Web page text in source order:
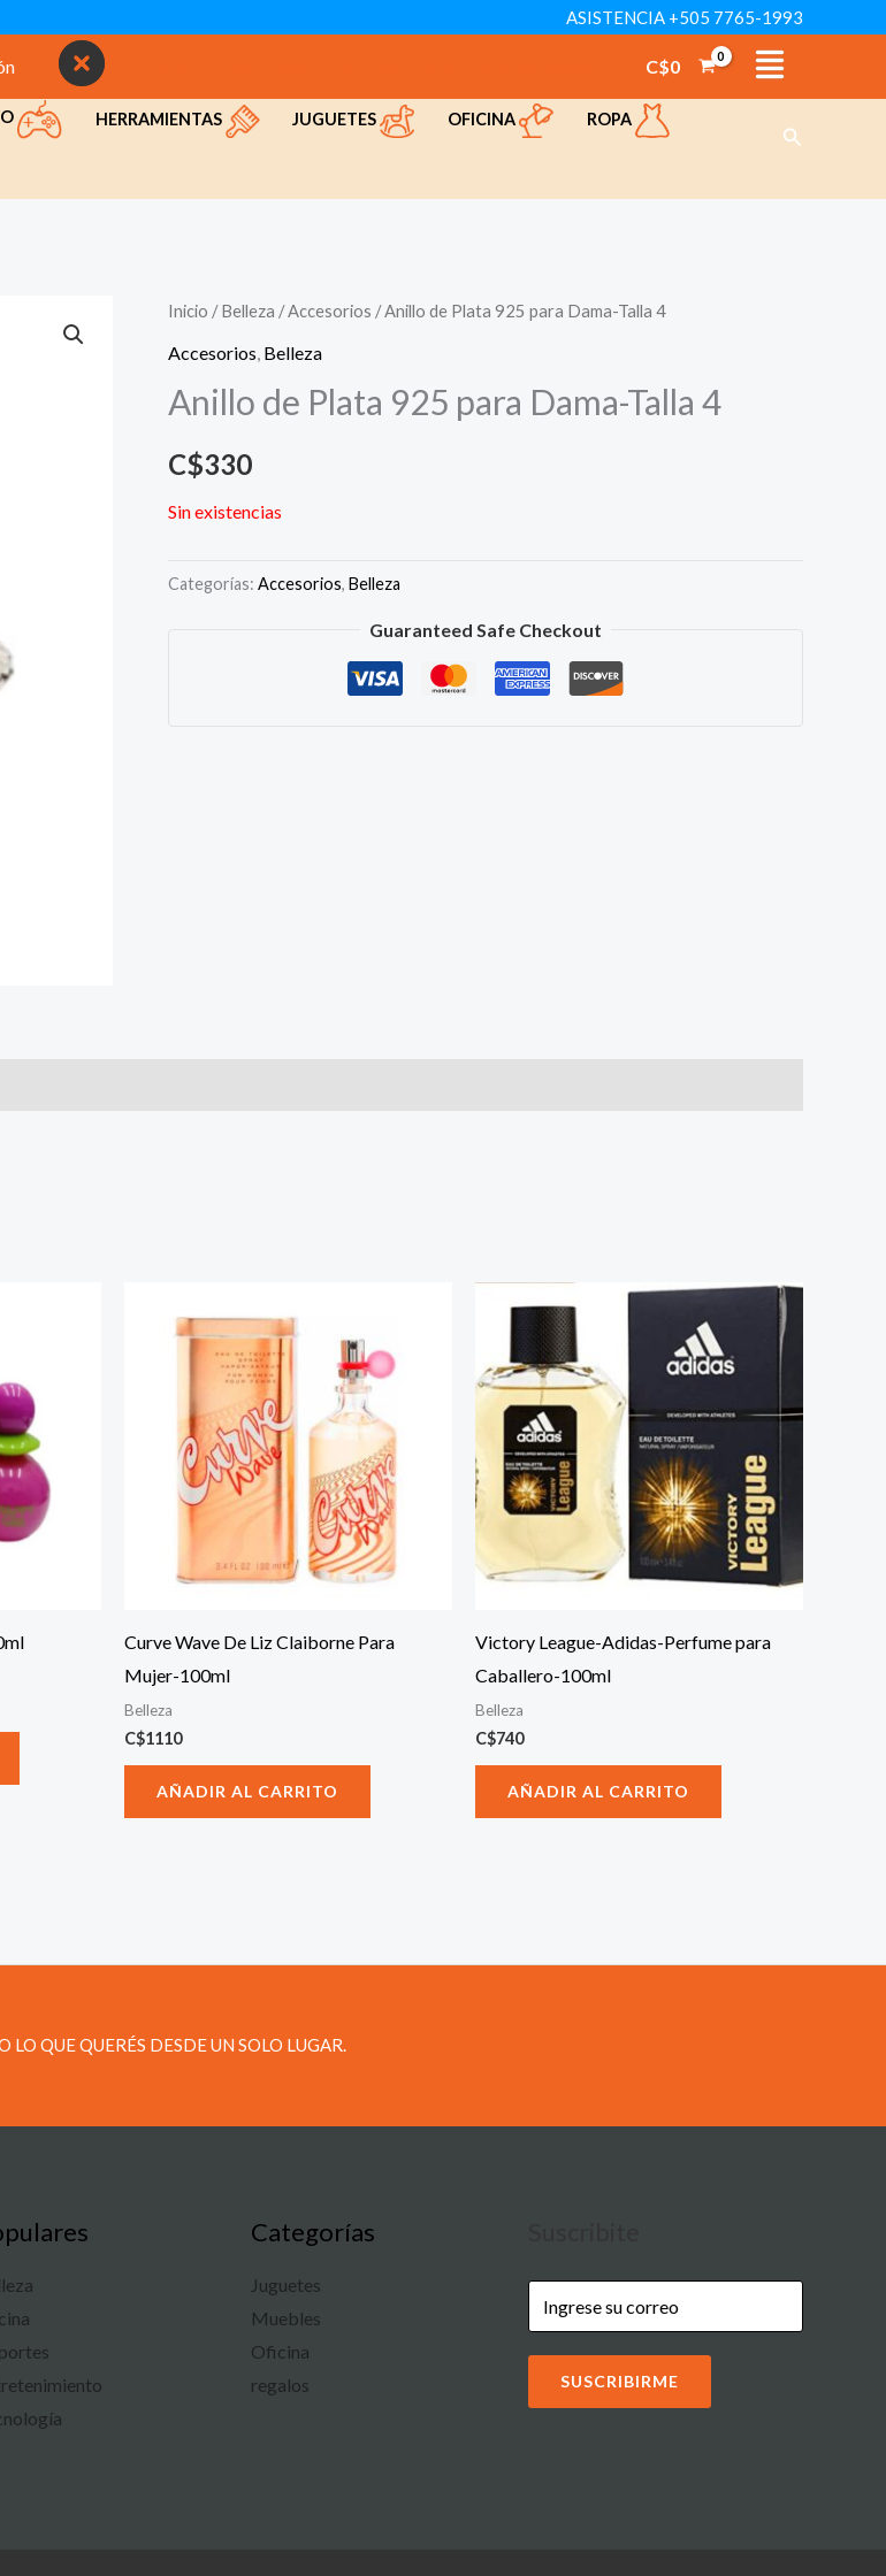
ASISTENCIA +505 7765-1993
C$0
HERRAMIENTAS JUGUETES OFICINA ROPA
Buscar
Inicio /Belleza /Accesorios / Anillo de Plata 925 para Dama-Talla 4
Accesorios Belleza
Anillo de Plata 925 para Dama-Talla 4
C$330
Sin existencias
Categorías: Accesorios, Belleza
Guaranteed Safe Checkout
Curve Wave De Liz Claiborne Para
Mujer-100ml
Belleza
C$1110
AÑADIR AL CARRITO
Victory League-Adidas-Perfume para
Caballero-100ml
Belleza
C$740
AÑADIR AL CARRITO
LO QUE QUERÉS DESDE UN SOLO LUGAR.
Categorías
Juguetes
Muebles
Oficina
regalos
SUSCRIBIRME